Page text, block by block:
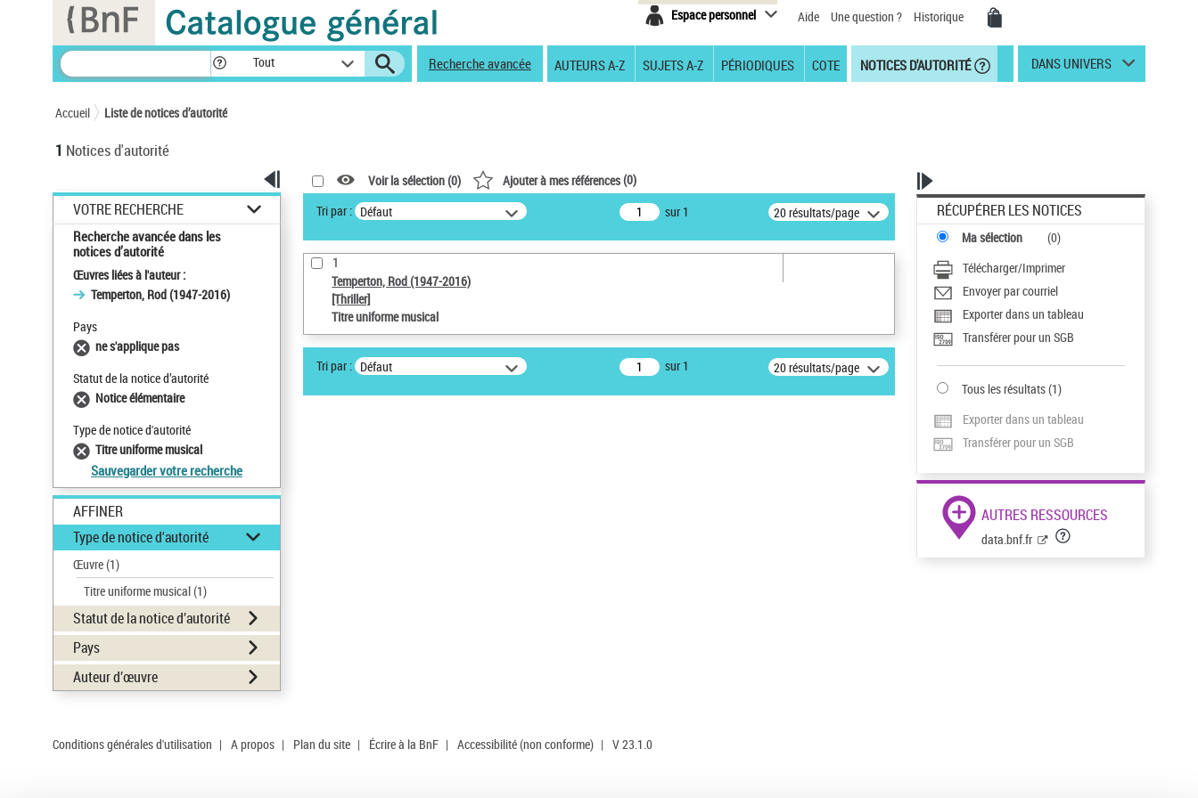
Espace personnel Aide Une question ? Historique
Tout Recherche avancée AUTEURS A-Z SUJETS A-Z PÉRIODIQUES COTE NOTICES D'AUTORITÉ DANS UNIVERS
Accueil Liste de notices d’autorité
1 Notices d'autorité
VOTRE RECHERCHE
Recherche avancée dans les
notices d’autorité
Œuvres liées à l'auteur :
Temperton, Rod (1947-2016)
Pays
ne s'applique pas
Statut de la notice d’autorité
Notice élémentaire
Type de notice d'autorité
Titre uniforme musical
Sauvegarder votre recherche
AFFINER
Type de notice d'autorité
Œuvre(1)
Titre uniforme musical(1)
Statut de la notice d’autorité
Pays
Auteur d’œuvre
Voir la sélection (0) Ajouter à mes références(0)
Tri par : Défaut sur 1 20 résultats/page
1
Temperton, Rod (1947-2016)
[Thriller]
Titre uniforme musical
Tri par : Défaut sur 1 20 résultats/page
RÉCUPÉRER LES NOTICES
Ma sélection (0)
Télécharger/Imprimer
Envoyer par courriel
Exporter dans un tableau
Transférer pour un SGB
Tous les résultats(1)
Exporter dans un tableau
Transférer pour un SGB
AUTRES RESSOURCES
data.bnf.fr
Conditions générales d'utilisation | A propos | Plan du site | Écrire à la BnF | Accessibilité (non conforme) | V 23.1.0
Panneau de gestion des cookies